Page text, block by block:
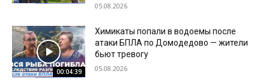
05.08.2026
00:04:39
Химикаты попали в водоемы после
атаки БПЛА по Домодедово — жители
бьют тревогу
05.08.2026